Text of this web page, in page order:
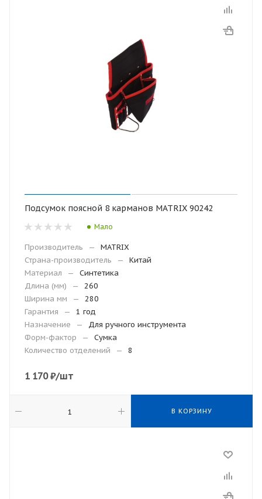
Подсумок поясной 8 карманов MATRIX 90242
Мало
Производитель —
MATRIX
Страна-производитель
—
Китай
Материал
—
Синтетика
Длина (мм)
—
260
Ширина мм
—
280
Гарантия
—
1 год
Назначение
—
Для ручного инструмента
Форм-фактор
—
Сумка
Количество отделений
— 8
1 170₽/шт
В КОРЗИНУ